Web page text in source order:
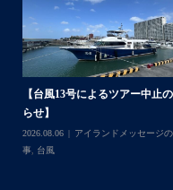
梅雨明け後のパーフ
BBQ、シュノーケリ
何ヶ月も前からやり取
たので、お天気とコン
足な一日を過ごし
また来年も社員旅行で
【台風13号によるツアー中止
らせ】
2026.08.06
アイランドメッセージ
事, 台風